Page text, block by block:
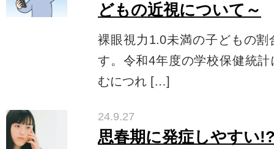
どもの近視について～
裸眼視力1.0未満の子どもの
す。令和4年度の学校保健統
むにつれ […]
24.9.27
思春期に発症しやすい